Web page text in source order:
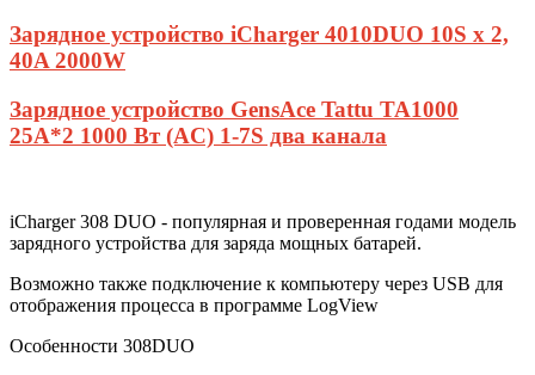
Зарядное устройство iCharger 4010DUO 10S x 2,
40A 2000W
Зарядное устройство GensAce Tattu TA1000
25A*2 1000 Вт (AC) 1-7S два канала
iCharger 308 DUO - популярная и проверенная годами модель
зарядного устройства для заряда мощных батарей.
Возможно также подключение к компьютеру через USB для
отображения процесса в программе LogView
Особенности 308DUO